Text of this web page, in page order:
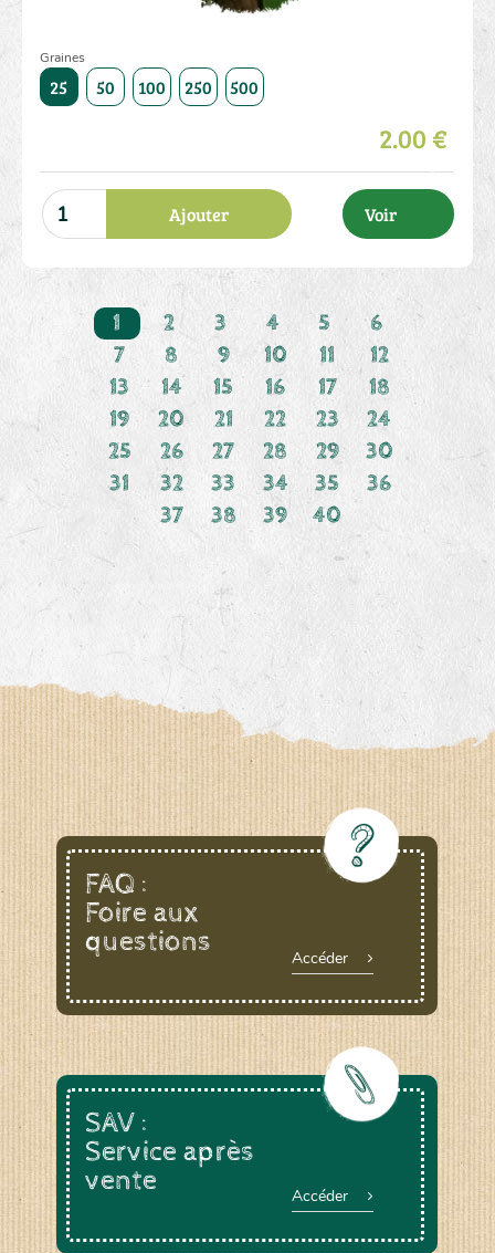
Graines
25 50 100 250 500
2.00 €
Ajouter Voir
1 2 3 4 5
6
7
8 9 10 11
12
13
14 15 16 17
18
19
20 21 22 23
24
25
26 27 28 29
30
31
32 33 34 35
36
37
38 39 40
FAQ :
Foire aux
questions
Accéder
SAV :
Service après
vente
Accéder